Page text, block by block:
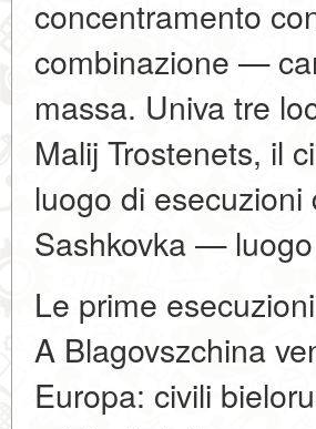
concentramento
combinazione —
massa. Univa tre
Malij Trostenets, il
luogo di
Sashkovka —
Le prime
A Blagovszchina
Europa: civili